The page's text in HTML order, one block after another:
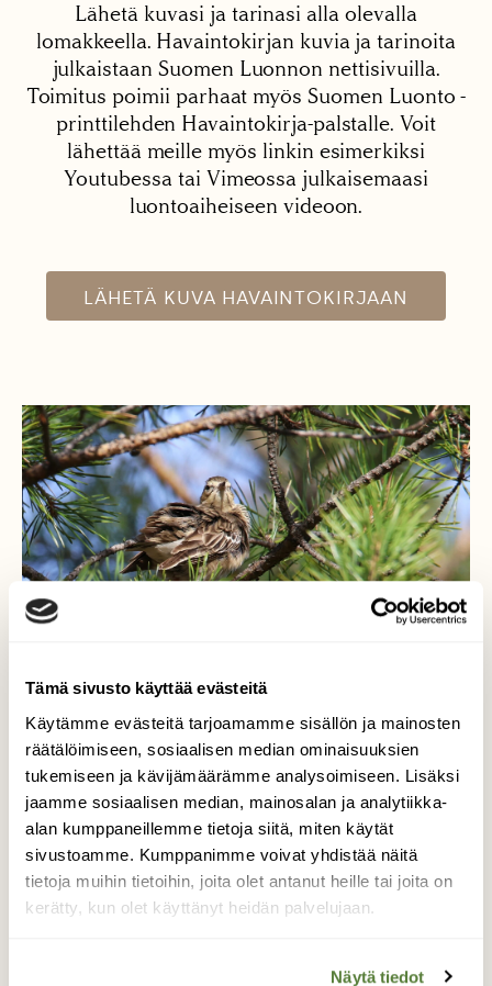
Tämä sivusto käyttää evästeitä
Käytämme evästeitä tarjoamamme sisällön ja mainosten
räätälöimiseen, sosiaalisen median ominaisuuksien
tukemiseen ja kävijämäärämme analysoimiseen. Lisäksi
jaamme sosiaalisen median, mainosalan ja analytiikka-
alan kumppaneillemme tietoja siitä, miten käytät
sivustoamme. Kumppanimme voivat yhdistää näitä
tietoja muihin tietoihin, joita olet antanut heille tai joita on
kerätty, kun olet käyttänyt heidän palvelujaan.
Näytä tiedot
Lähetä kuvasi ja tarinasi alla olevalla
lomakkeella. Havaintokirjan kuvia ja tarinoita
julkaistaan Suomen Luonnon nettisivuilla.
Toimitus poimii parhaat myös Suomen Luonto -
printtilehden Havaintokirja-palstalle. Voit
lähettää meille myös linkin esimerkiksi
Youtubessa tai Vimeossa julkaisemaasi
luontoaiheiseen videoon.
LÄHETÄ KUVA HAVAINTOKIRJAAN
Metsäkirvinen
Metsäkirvinen pörhöllään.
Valokuvaaja: Jaana Saarelainen, Pohjois-Karjala
9.5.2026